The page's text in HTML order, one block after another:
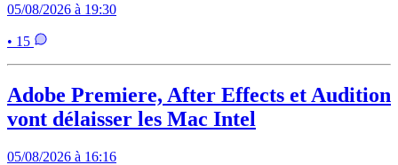
05/08/2026 à 19:30
• 15
Adobe Premiere, After Effects et Audition
vont délaisser les Mac Intel
05/08/2026 à 16:16